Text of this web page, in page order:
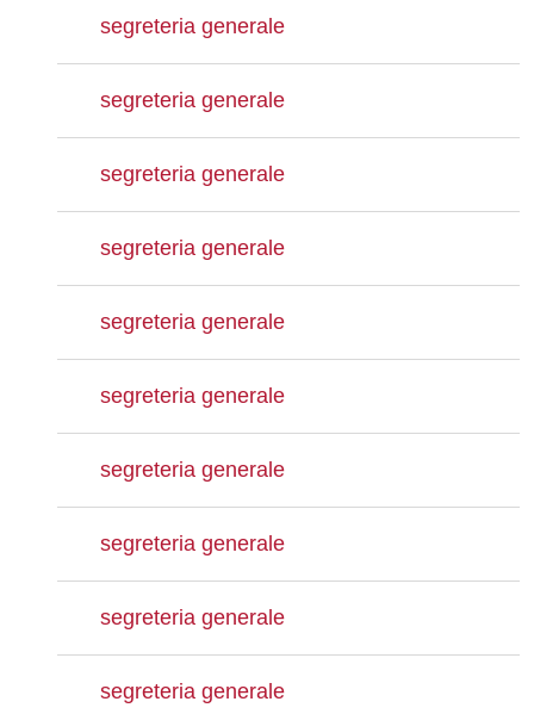
segreteria generale
segreteria generale
segreteria generale
segreteria generale
segreteria generale
segreteria generale
segreteria generale
segreteria generale
segreteria generale
segreteria generale